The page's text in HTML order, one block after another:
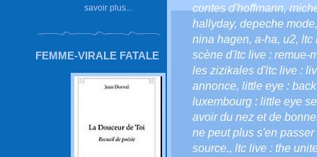
savoir plus...
FEMME-VIRALE FATALE
contes d'hoffmann,
hallyday, depeche mode
nina hagen, a-ha, u2, ltc
scène d'ltc live : remue-
les zizikales d'ltc live :
annonce, little eye :
luxembourg : little eye
avoir du nez et de
ne peut plus s'en passer
source., ltc live : the